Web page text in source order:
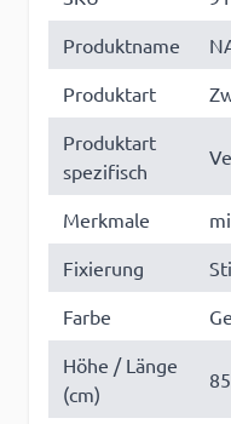
Produktname
Produktart
Produktart
spezifisch
Merkmale
Fixierung
Farbe
Höhe / Länge
(cm)
85